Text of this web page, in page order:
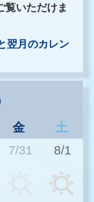
覧いただけま
翌月のカレン
金
土
7/31 8/1